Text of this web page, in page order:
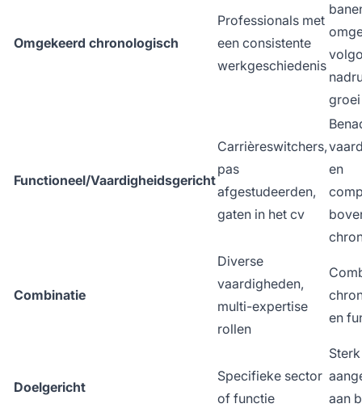
Omgekeerd chronologisch
Professionals met
een consistente
werkgeschiedenis
groei
Functioneel/Vaardigheidsgericht
Carrièreswitchers,
pas
afgestudeerden,
gaten in het cv
en
Combinatie
Diverse
vaardigheden,
multi-expertise
rollen
en
Doelgericht
Specifieke sector
of functie
Sterk
aan